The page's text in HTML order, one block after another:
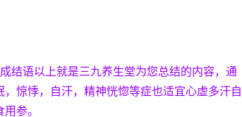
结语以上就是三九养生堂为您总结的内容，通
惊悸，自汗，精神恍惚等症也适宜心虚多汗自
参。